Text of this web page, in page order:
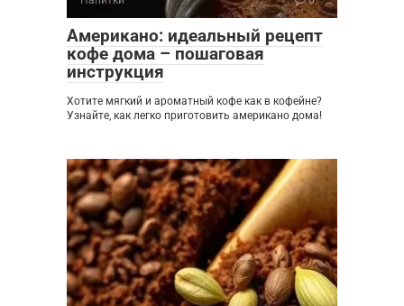
Американо: идеальный рецепт
кофе дома – пошаговая
инструкция
Хотите мягкий и ароматный кофе как в кофейне?
Узнайте, как легко приготовить американо дома!